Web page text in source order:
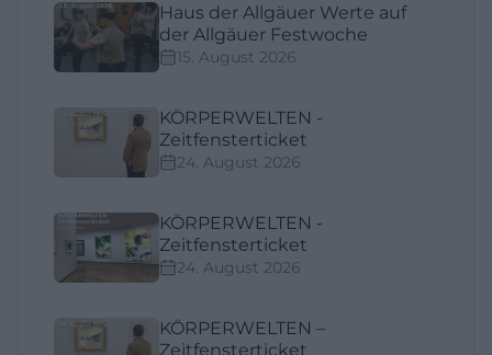
Haus der Allgäuer Werte auf
der Allgäuer Festwoche
15. August 2026
KÖRPERWELTEN -
Zeitfensterticket
24. August 2026
KÖRPERWELTEN -
Zeitfensterticket
24. August 2026
KÖRPERWELTEN –
Zeitfensterticket